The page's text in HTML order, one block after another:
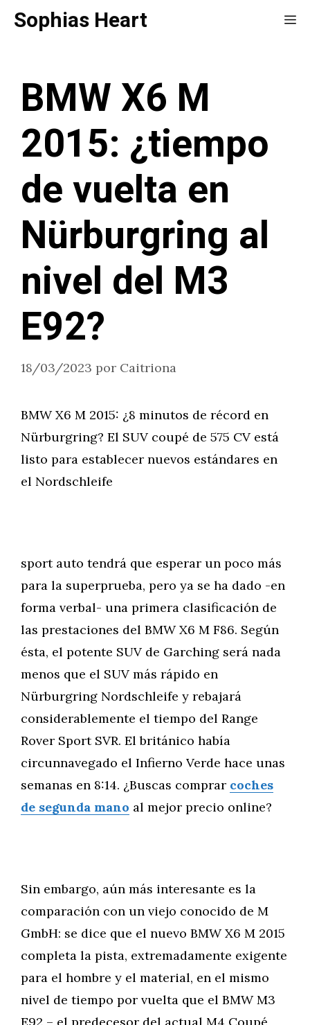
SaltarSophias Heart
BMW X6 M
2015: ¿tiempo
de vuelta en
Nürburgring al
nivel del M3
E92?
18/03/2023 por Caitriona
BMW X6 M 2015: ¿8 minutos de récord en
Nürburgring? El SUV coupé de 575 CV está
listo para establecer nuevos estándares en
el Nordschleife
sport auto tendrá que esperar un poco más
para la superprueba, pero ya se ha dado -en
forma verbal- una primera clasificación de
las prestaciones del BMW X6 M F86. Según
ésta, el potente SUV de Garching será nada
menos que el SUV más rápido en
Nürburgring Nordschleife y rebajará
considerablemente el tiempo del Range
Rover Sport SVR. El británico había
circunnavegado el Infierno Verde hace unas
semanas en 8:14. ¿Buscas comprar coches
de segunda mano al mejor precio online?
Sin embargo, aún más interesante es la
comparación con un viejo conocido de M
GmbH: se dice que el nuevo BMW X6 M 2015
completa la pista, extremadamente exigente
para el hombre y el material, en el mismo
nivel de tiempo por vuelta que el BMW M3